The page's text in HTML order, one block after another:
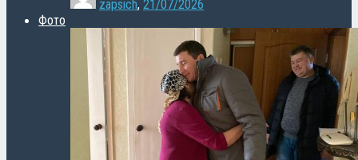
zapsich, 21/07/2026
Фото